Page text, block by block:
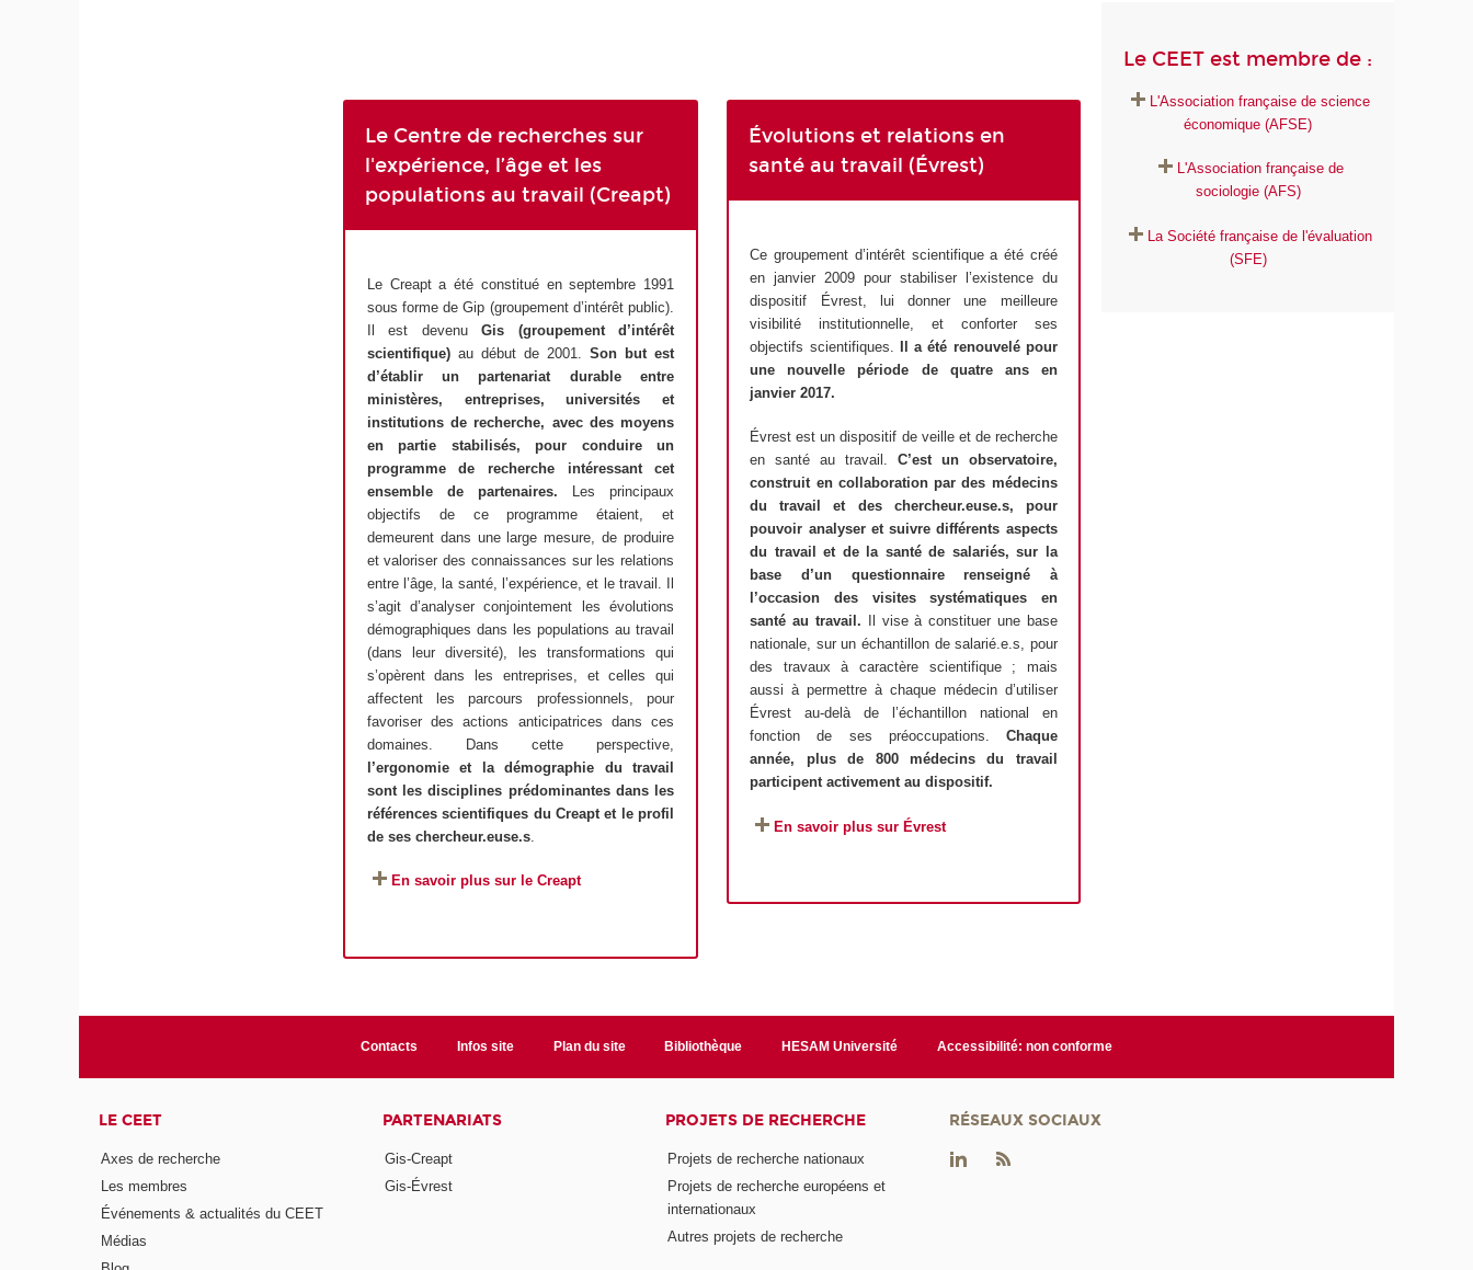
Le Centre de recherches sur
l'expérience, l’âge et les
populations au travail (Creapt)
Le Creapt a été constitué en septembre 1991
sous forme de Gip (groupement d’intérêt public).
Il est devenuGis (groupement d’intérêt
scientifique) au début de 2001.Son but est
d’établir un partenariat durable entre
ministères, entreprises, universités et
institutions de recherche, avec des moyens
en partie stabilisés, pour conduire un
programme de recherche intéressant cet
ensemble de partenaires. Les principaux
objectifs de ce programme étaient, et
demeurent dans une large mesure, de produire
et valoriser des connaissances sur les relations
entre l’âge, la santé, l’expérience, et le travail. Il
s’agit d’analyser conjointement les évolutions
démographiques dans les populations au travail
(dans leur diversité), les transformations qui
s’opèrent dans les entreprises, et celles qui
affectent les parcours professionnels, pour
favoriser des actions anticipatrices dans ces
domaines. Dans cette perspective,
l’ergonomie et la démographie du travail
sont les disciplines prédominantes dans les
références scientifiques du Creapt et le profil
de ses chercheur.euse.s.
En savoir plus sur le Creapt
Évolutions et relations en
santé au travail (Évrest)
Ce groupement d’intérêt scientifique a été créé
en janvier 2009 pour stabiliser l’existence du
dispositif Évrest, lui donner une meilleure
visibilité institutionnelle, et conforter ses
objectifs scientifiques. Il a été renouvelé pour
une nouvelle période de quatre ans en
janvier 2017.
Évrest est un dispositif de veille et de recherche
en santé au travail. C’est un observatoire,
construit en collaboration par des médecins
du travail et des chercheur.euse.s, pour
pouvoir analyser et suivre différents aspects
du travail et de la santé de salariés, sur la
base d’un questionnaire renseigné à
l’occasion des visites systématiques en
santé au travail. Il vise à constituer une base
nationale, sur un échantillon de salarié.e.s, pour
des travaux à caractère scientifique ; mais
aussi à permettre à chaque médecin d’utiliser
Évrest au-delà de l’échantillon national en
fonction de ses préoccupations. Chaque
année, plus de 800 médecins du travail
participent activement au dispositif.
En savoir plus sur Évrest
Le CEET est membre de :
L'Association française de science
économique (AFSE)
L'Association française de
sociologie (AFS)
La Société française de l'évaluation
(SFE)
Contacts Infos site Plan du site Bibliothèque HESAM Université Accessibilité: non conforme
LE CEET
Axes de recherche
Les membres
Événements & actualités du CEET
Médias
PARTENARIATS
Gis-Creapt
Gis-Évrest
PROJETS DE RECHERCHE
Projets de recherche nationaux
Projets de recherche européens et
internationaux
Autres projets de recherche
RÉSEAUX SOCIAUX